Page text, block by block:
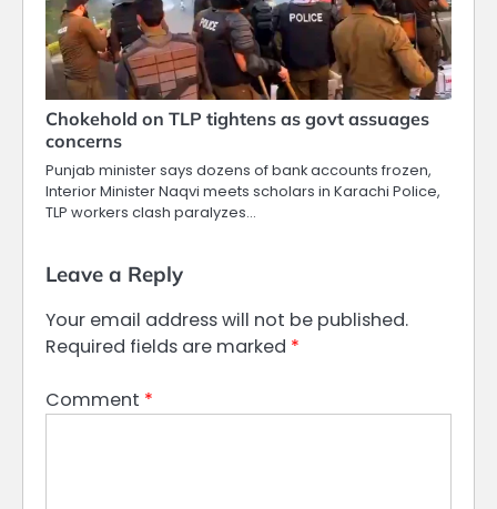
Chokehold on TLP tightens as govt assuages
concerns
Punjab minister says dozens of bank accounts frozen,
Interior Minister Naqvi meets scholars in Karachi Police,
TLP workers clash paralyzes…
Leave a Reply
Your email address will not be published.
Required fields are marked *
Comment *